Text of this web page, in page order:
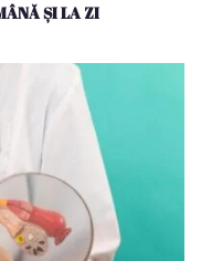
ȘI LA ZI